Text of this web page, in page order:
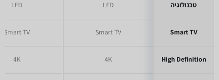
טכנולוגיה
Smart TV
High Definition
LED
Smart TV
4K
LED
Smart TV
4K